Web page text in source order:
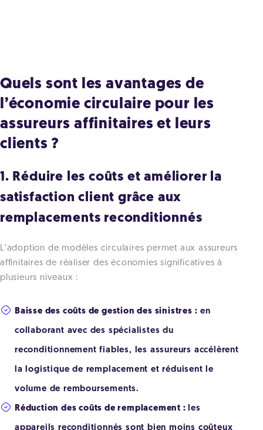
Quels sont les avantages de
l’économie circulaire pour les
assureurs affinitaires et leurs
clients ?
1. Réduire les coûts et améliorer la
satisfaction client grâce aux
remplacements reconditionnés
L’adoption de modèles circulaires permet aux assureurs
affinitaires de réaliser des économies significatives à
plusieurs niveaux :
Baisse des coûts de gestion des sinistres : en
collaborant avec des spécialistes du
reconditionnement fiables, les assureurs accélèrent
la logistique de remplacement et réduisent le
volume de remboursements.
Réduction des coûts de remplacement : les
appareils reconditionnés sont bien moins coûteux